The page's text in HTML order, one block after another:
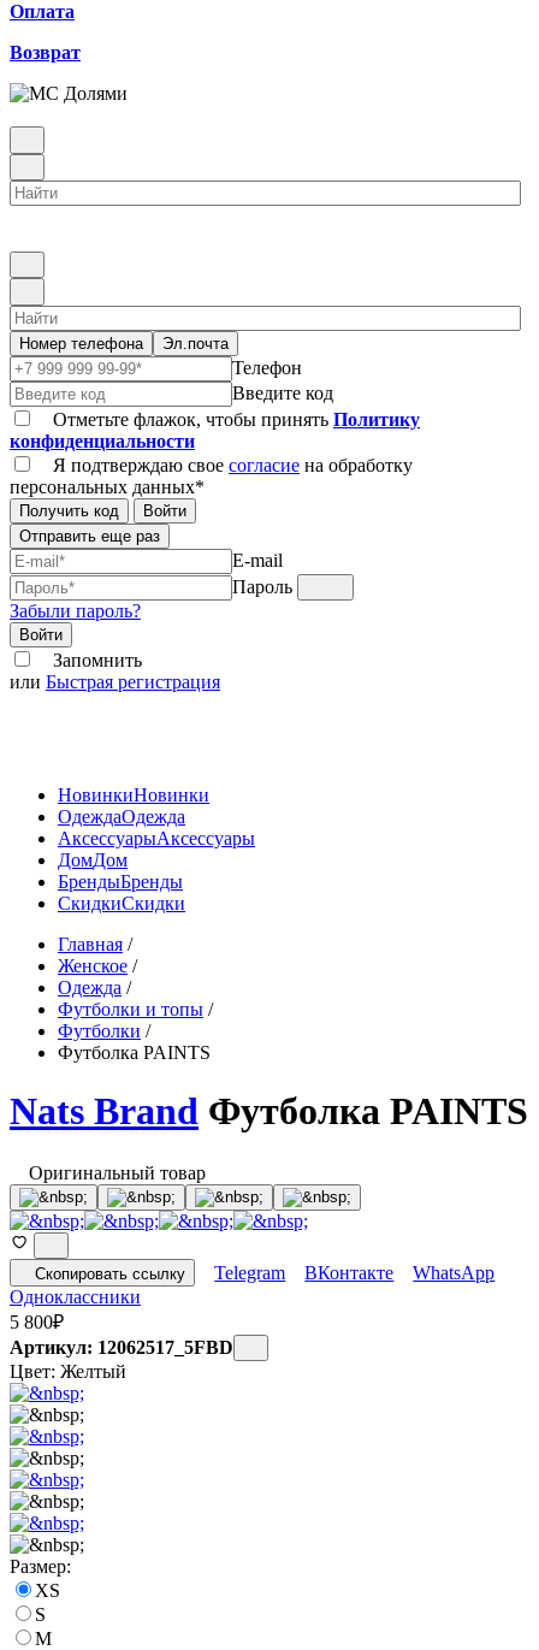
Оплата
Возврат
Номер телефона Эл.почта
Телефон
Введите код
Отметьте флажок, чтобы принять Политику
конфиденциальности
Я подтверждаю свое согласие на обработку
персональных данных*
Получить код
Войти
Отправить еще раз
E-mail
Пароль
Забыли пароль?
Войти
Запомнить
или Быстрая регистрация
НовинкиНовинки
ОдеждаОдежда
АксессуарыАксессуары
ДомДом
БрендыБренды
СкидкиСкидки
Главная /
Женское /
Одежда /
Футболки и топы /
Футболки /
Футболка PAINTS
Nats Brand Футболка PAINTS
Оригинальный товар
Скопировать ссылку Telegram ВКонтакте
WhatsApp
Одноклассники
5 800₽
Артикул: 12062517_5FBD
Цвет: Желтый
Размер:
XS
S
M